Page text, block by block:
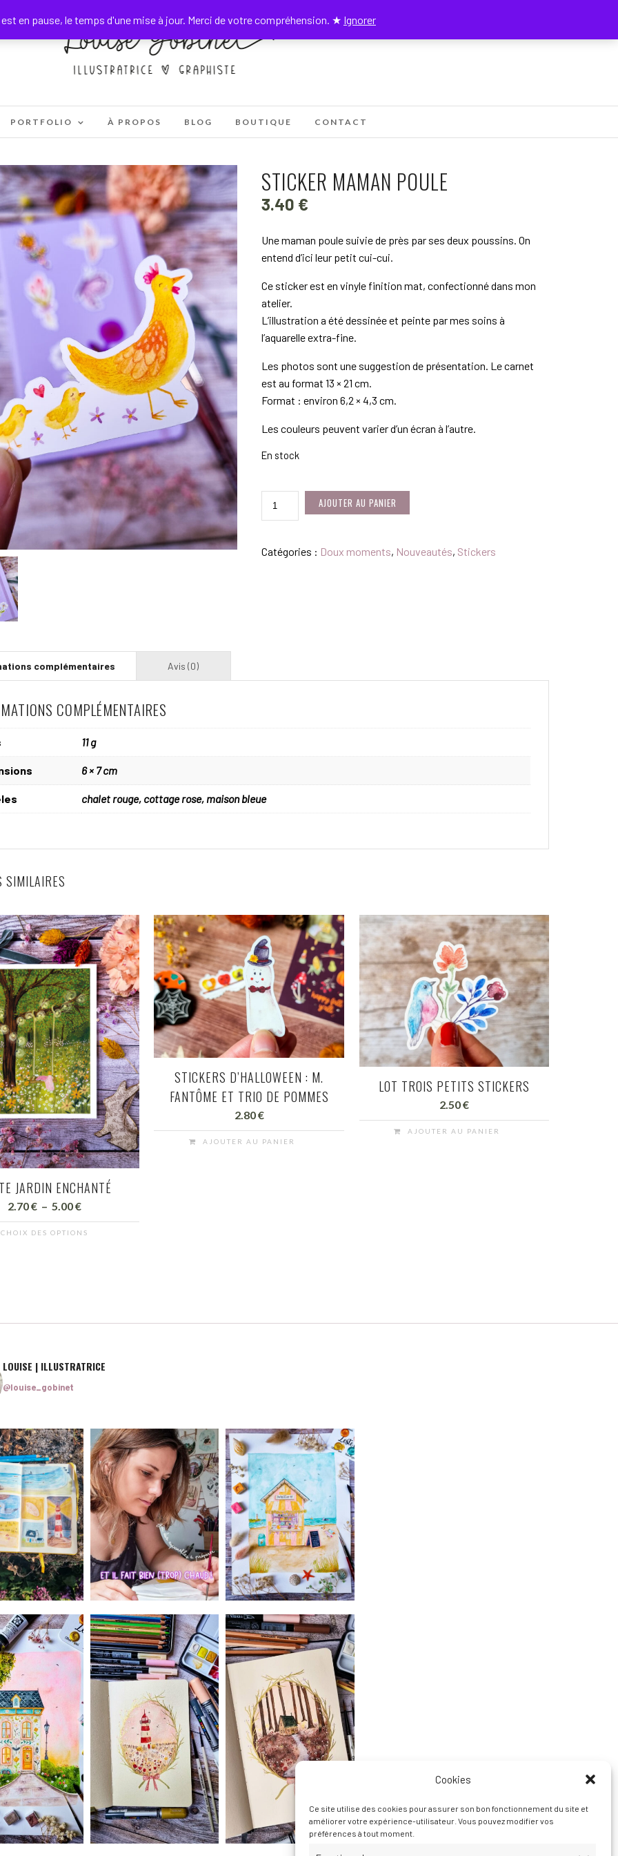
Cookies
Ce site utilise des cookies pour assurer son bon fonctionnement du site et
améliorer votre expérience-utilisateur. Vous pouvez modifier vos
préférences à tout moment.
PORTFOLIO À PROPOS BLOG BOUTIQUE CONTACT
STICKER MAMAN POULE
3.40 €
Une maman poule suivie de près par ses deux poussins. On
entend d’ici leur petit cui-cui.
Ce sticker est en vinyle finition mat, confectionné dans mon
atelier.
L’illustration a été dessinée et peinte par mes soins à
l’aquarelle extra-fine.
Les photos sont une suggestion de présentation. Le carnet
est au format 13 × 21 cm.
Format : environ 6,2 × 4,3 cm.
Les couleurs peuvent varier d’un écran à l’autre.
En stock
STICKER
POULE
AJOUTER AU PANIER
Catégories : Doux moments, Nouveautés, Stickers
COMPLÉMENTAIRES
11 g
6 × 7 cm
chalet rouge, cottage rose, maison bleue
SIMILAIRES
JARDIN ENCHANTÉ
2.70€ – 5.00€Plage
de
CHOIX DES OPTIONS
STICKERS D’HALLOWEEN : M.
FANTÔME ET TRIO DE POMMES
2.80€
AJOUTER AU PANIER
LOT TROIS PETITS STICKERS
2.50€
AJOUTER AU PANIER
LOUISE | ILLUSTRATRICE
@louise_gobinet
en pause, le temps d'une mise à jour. Merci de votre compréhension. ★ Ignorer